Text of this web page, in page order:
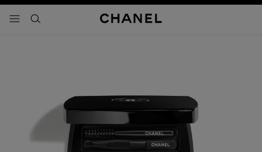
- navegación principal
buscar